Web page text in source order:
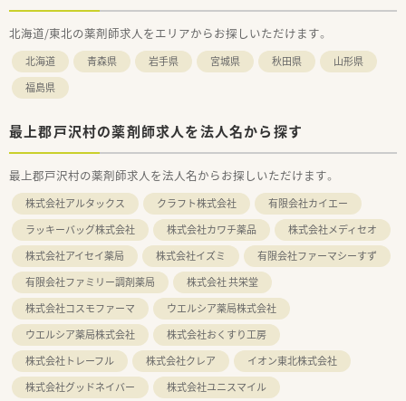
北海道/東北の薬剤師求人をエリアからお探しいただけます。
北海道 青森県 岩手県 宮城県 秋田県
山形県
福島県
最上郡戸沢村の薬剤師求人を法人名から探す
最上郡戸沢村の薬剤師求人を法人名からお探しいただけます。
株式会社アルタックス クラフト株式会社
有限会社カイエー
ラッキーバッグ株式会社
株式会社カワチ薬品
株式会社メディセオ
株式会社アイセイ薬局
株式会社イズミ
有限会社ファーマシーすず
有限会社ファミリー調剤薬局
株式会社 共栄堂
株式会社コスモファーマ
ウエルシア薬局株式会社
ウエルシア薬局株式会社
株式会社おくすり工房
株式会社トレーフル
株式会社クレア
イオン東北株式会社
株式会社グッドネイバー
株式会社ユニスマイル